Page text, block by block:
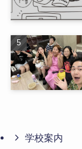
学校案内